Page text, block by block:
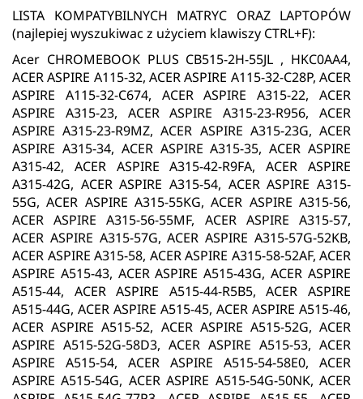
LISTA KOMPATYBILNYCH MATRYC ORAZ LAPTOPÓW
(najlepiej wyszukiwac z użyciem klawiszy CTRL+F):
Acer CHROMEBOOK PLUS CB515-2H-55JL , HKC0AA4,
ACER ASPIRE A115-32, ACER ASPIRE A115-32-C28P, ACER
ASPIRE A115-32-C674, ACER ASPIRE A315-22, ACER
ASPIRE A315-23, ACER ASPIRE A315-23-R956, ACER
ASPIRE A315-23-R9MZ, ACER ASPIRE A315-23G, ACER
ASPIRE A315-34, ACER ASPIRE A315-35, ACER ASPIRE
A315-42, ACER ASPIRE A315-42-R9FA, ACER ASPIRE
A315-42G, ACER ASPIRE A315-54, ACER ASPIRE A315-
55G, ACER ASPIRE A315-55KG, ACER ASPIRE A315-56,
ACER ASPIRE A315-56-55MF, ACER ASPIRE A315-57,
ACER ASPIRE A315-57G, ACER ASPIRE A315-57G-52KB,
ACER ASPIRE A315-58, ACER ASPIRE A315-58-52AF, ACER
ASPIRE A515-43, ACER ASPIRE A515-43G, ACER ASPIRE
A515-44, ACER ASPIRE A515-44-R5B5, ACER ASPIRE
A515-44G, ACER ASPIRE A515-45, ACER ASPIRE A515-46,
ACER ASPIRE A515-52, ACER ASPIRE A515-52G, ACER
ASPIRE A515-52G-58D3, ACER ASPIRE A515-53, ACER
ASPIRE A515-54, ACER ASPIRE A515-54-58E0, ACER
ASPIRE A515-54G, ACER ASPIRE A515-54G-50NK, ACER